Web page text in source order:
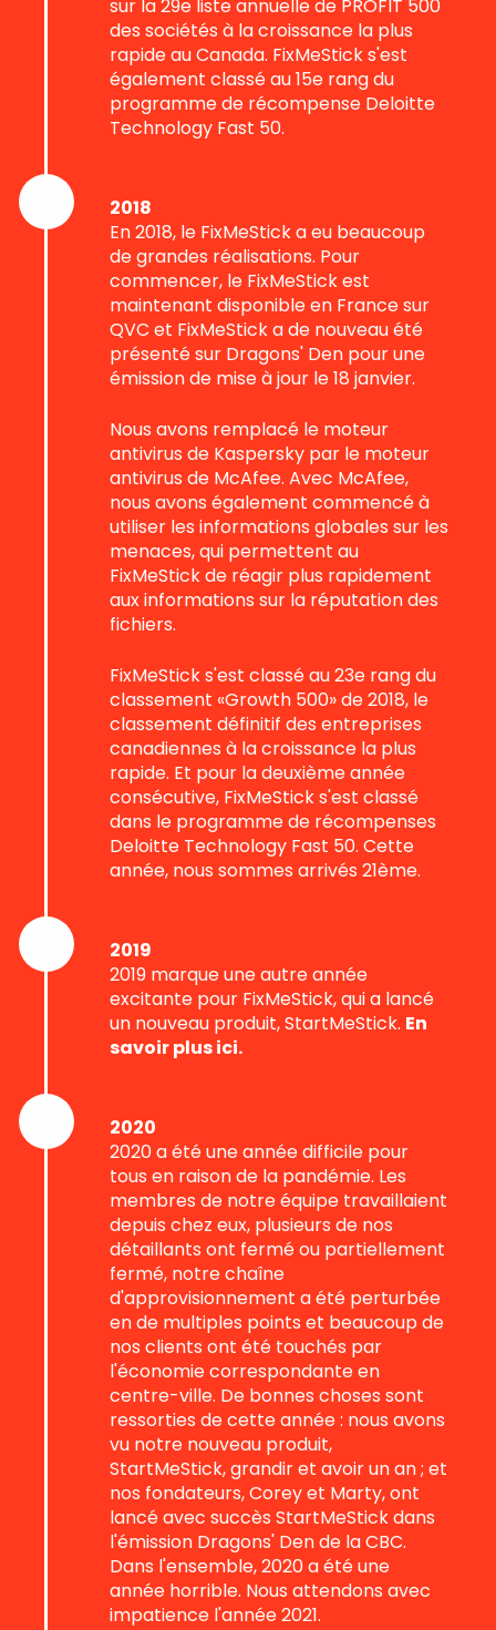
sur la 29e liste annuelle de PROFIT 500
des sociétés à la croissance la plus
rapide au Canada. FixMeStick s'est
également classé au 15e rang du
programme de récompense Deloitte
Technology Fast 50.
2018
En 2018, le FixMeStick a eu beaucoup
de grandes réalisations. Pour
commencer, le FixMeStick est
maintenant disponible en France sur
QVC et FixMeStick a de nouveau été
présenté sur Dragons' Den pour une
émission de mise à jour le 18 janvier.
Nous avons remplacé le moteur
antivirus de Kaspersky par le moteur
antivirus de McAfee. Avec McAfee,
nous avons également commencé à
utiliser les informations globales sur les
menaces, qui permettent au
FixMeStick de réagir plus rapidement
aux informations sur la réputation des
fichiers.
FixMeStick s'est classé au 23e rang du
classement «Growth 500» de 2018, le
classement définitif des entreprises
canadiennes à la croissance la plus
rapide. Et pour la deuxième année
consécutive, FixMeStick s'est classé
dans le programme de récompenses
Deloitte Technology Fast 50. Cette
année, nous sommes arrivés 21ème.
2019
2019 marque une autre année
excitante pour FixMeStick, qui a lancé
un nouveau produit, StartMeStick. En
savoir plus ici.
2020
2020 a été une année difficile pour
tous en raison de la pandémie. Les
membres de notre équipe travaillaient
depuis chez eux, plusieurs de nos
détaillants ont fermé ou partiellement
fermé, notre chaîne
d'approvisionnement a été perturbée
en de multiples points et beaucoup de
nos clients ont été touchés par
l'économie correspondante en
centre-ville. De bonnes choses sont
ressorties de cette année : nous avons
vu notre nouveau produit,
StartMeStick, grandir et avoir un an ; et
nos fondateurs, Corey et Marty, ont
lancé avec succès StartMeStick dans
l'émission Dragons' Den de la CBC.
Dans l'ensemble, 2020 a été une
année horrible. Nous attendons avec
impatience l'année 2021.